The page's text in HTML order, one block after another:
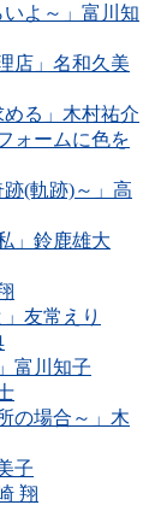
いよ～」富川知
店」名和久美
める」木村祐介
ォームに色を
(軌跡)～」高
」鈴鹿雄大
友常えり
富川知子
の場合～」木
子
翔